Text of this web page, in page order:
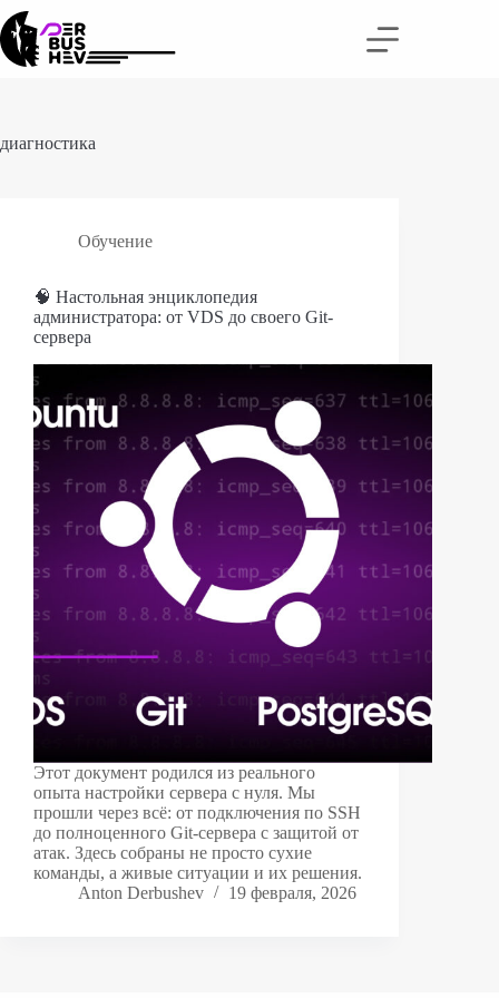
Перейти
к
сути
диагностика
Обучение
🧠 Настольная энциклопедия
администратора: от VDS до своего Git-
сервера
Этот документ родился из реального
опыта настройки сервера с нуля. Мы
прошли через всё: от подключения по SSH
до полноценного Git-сервера с защитой от
атак. Здесь собраны не просто сухие
команды, а живые ситуации и их решения.
Anton Derbushev
19 февраля, 2026